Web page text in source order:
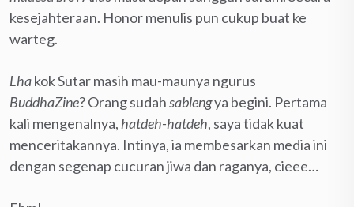
kesejahteraan. Honor menulis pun cukup buat ke
warteg.
Lhakok Sutar masih mau-maunya ngurus
BuddhaZine? Orang sudahsablengya begini. Pertama
kali mengenalnya, hatdeh-hatdeh, saya tidak kuat
menceritakannya. Intinya, ia membesarkan media ini
dengan segenap cucuran jiwa dan raganya, cieee…